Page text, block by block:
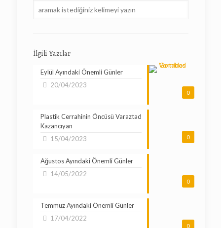
İlgili Yazılar
0
Eylül Ayındaki Önemli Günler
20/04/2023
0
Plastik Cerrahinin Öncüsü Varaztad
Kazancıyan
15/04/2023
0
Ağustos Ayındaki Önemli Günler
14/05/2022
0
Temmuz Ayındaki Önemli Günler
17/04/2022